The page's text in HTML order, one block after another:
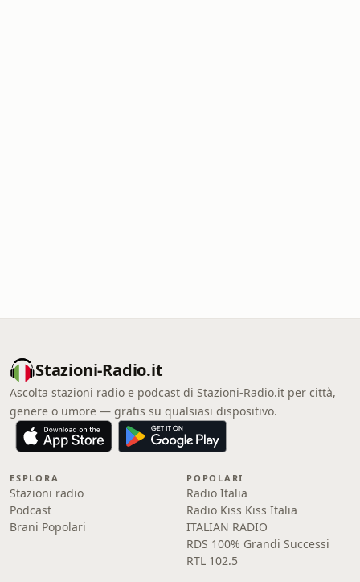
Stazioni-Radio.it
Ascolta stazioni radio e podcast di Stazioni-Radio.it per città,
genere o umore — gratis su qualsiasi dispositivo.
ESPLORA
Stazioni radio
Podcast
Brani Popolari
POPOLARI
Radio Italia
Radio Kiss Kiss Italia
ITALIAN RADIO
RDS 100% Grandi Successi
RTL 102.5